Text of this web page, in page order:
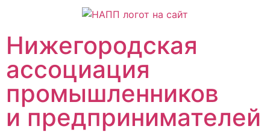
Нижегородская
ассоциация
промышленников
и предпринимателей